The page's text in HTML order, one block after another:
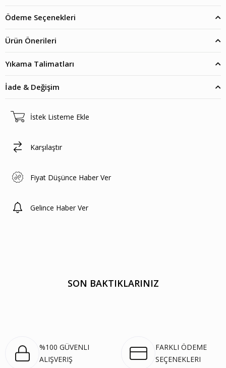
Ödeme Seçenekleri
Ürün Önerileri
Yıkama Talimatları
İade & Değişim
İstek Listeme Ekle
Karşılaştır
Fiyat Düşünce Haber Ver
Gelince Haber Ver
SON BAKTIKLARINIZ
%100 GÜVENLI
ALIŞVERIŞ
FARKLI ÖDEME
SEÇENEKLERI